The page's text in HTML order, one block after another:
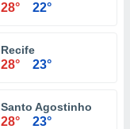
28° 22°
Recife
28° 23°
Santo Agostinho
28° 23°